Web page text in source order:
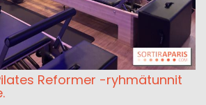
Reformer -ryhmätunnit